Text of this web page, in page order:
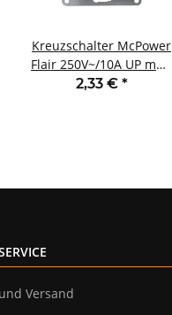
Kreuzschalter McPower
Flair 250V~/10A UP matt
schwarz
2,33 € *
Versand